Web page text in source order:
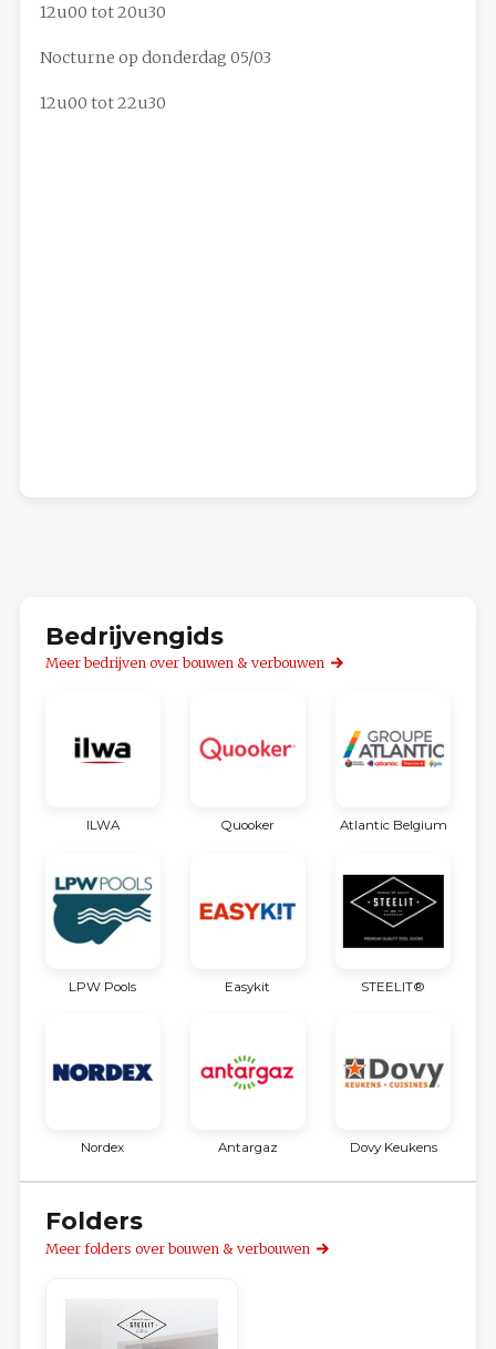
12u00 tot 20u30
Nocturne op donderdag 05/03
12u00 tot 22u30
Bedrijvengids
Meer bedrijven over bouwen & verbouwen
ILWA Quooker Atlantic Belgium
LPW Pools Easykit STEELIT®
Nordex Antargaz Dovy Keukens
Folders
Meer folders over bouwen & verbouwen